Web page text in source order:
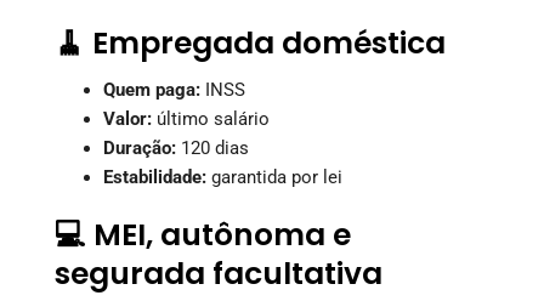
🧹 Empregada doméstica
Quem paga: INSS
Valor: último salário
Duração: 120 dias
Estabilidade: garantida por lei
💻 MEI, autônoma e
segurada facultativa